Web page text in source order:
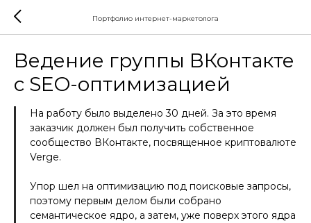
Портфолио интернет-маркетолога
Ведение группы ВКонтакте
с SEO-оптимизацией
На работу было выделено 30 дней. За это время
заказчик должен был получить собственное
сообщество ВКонтакте, посвященное криптовалюте
Verge.
Упор шел на оптимизацию под поисковые запросы,
поэтому первым делом были собрано
семантическое ядро, а затем, уже поверх этого ядра